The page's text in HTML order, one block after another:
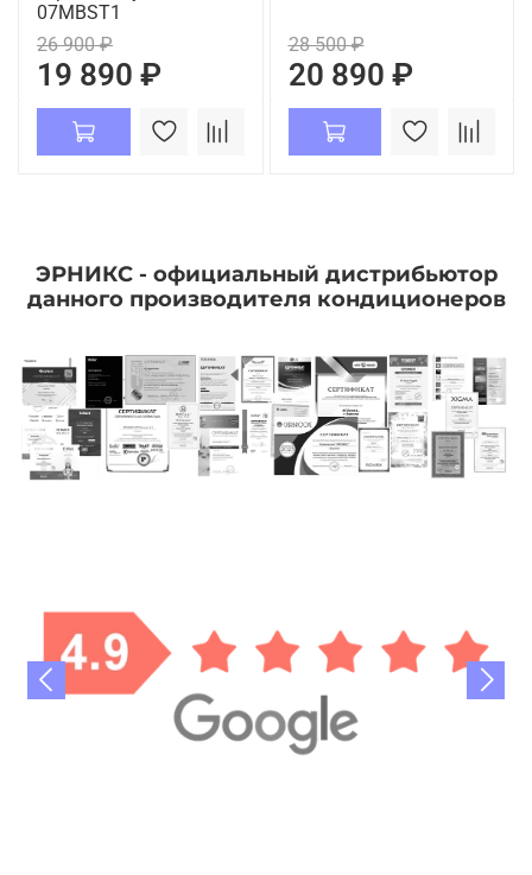
07MBST1
26 900 ₽
19 890 ₽
28 500 ₽
20 890 ₽
ЭРНИКС - официальный дистрибьютор
данного производителя кондиционеров